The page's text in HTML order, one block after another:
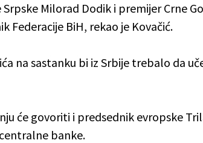
Milorad Dodik i premijer Crne
Federacije BiH, rekao je Kovačić.
na sastanku bi iz Srbije trebalo da
će govoriti i predsednik evropske
banke.